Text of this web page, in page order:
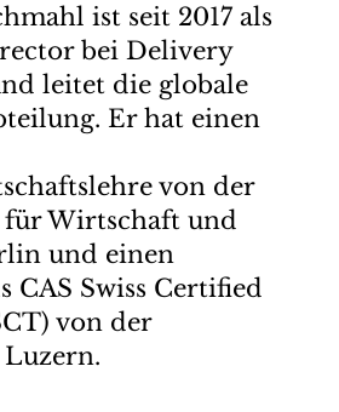
ist seit 2017 als
bei Delivery
leitet die globale
Er hat einen
von der
für Wirtschaft und
und einen
CAS Swiss Certified
von der